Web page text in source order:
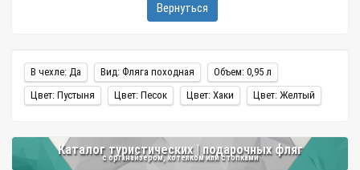
Вернуться
В чехле: Да Вид: Фляга походная
Объем: 0,95 л
Цвет: Пустыня
Цвет: Песок Цвет: Хаки Цвет: Желтый
Каталог туристических | подарочных фляг
с органайзером, котелком или стопками